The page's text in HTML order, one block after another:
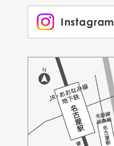
Instagram